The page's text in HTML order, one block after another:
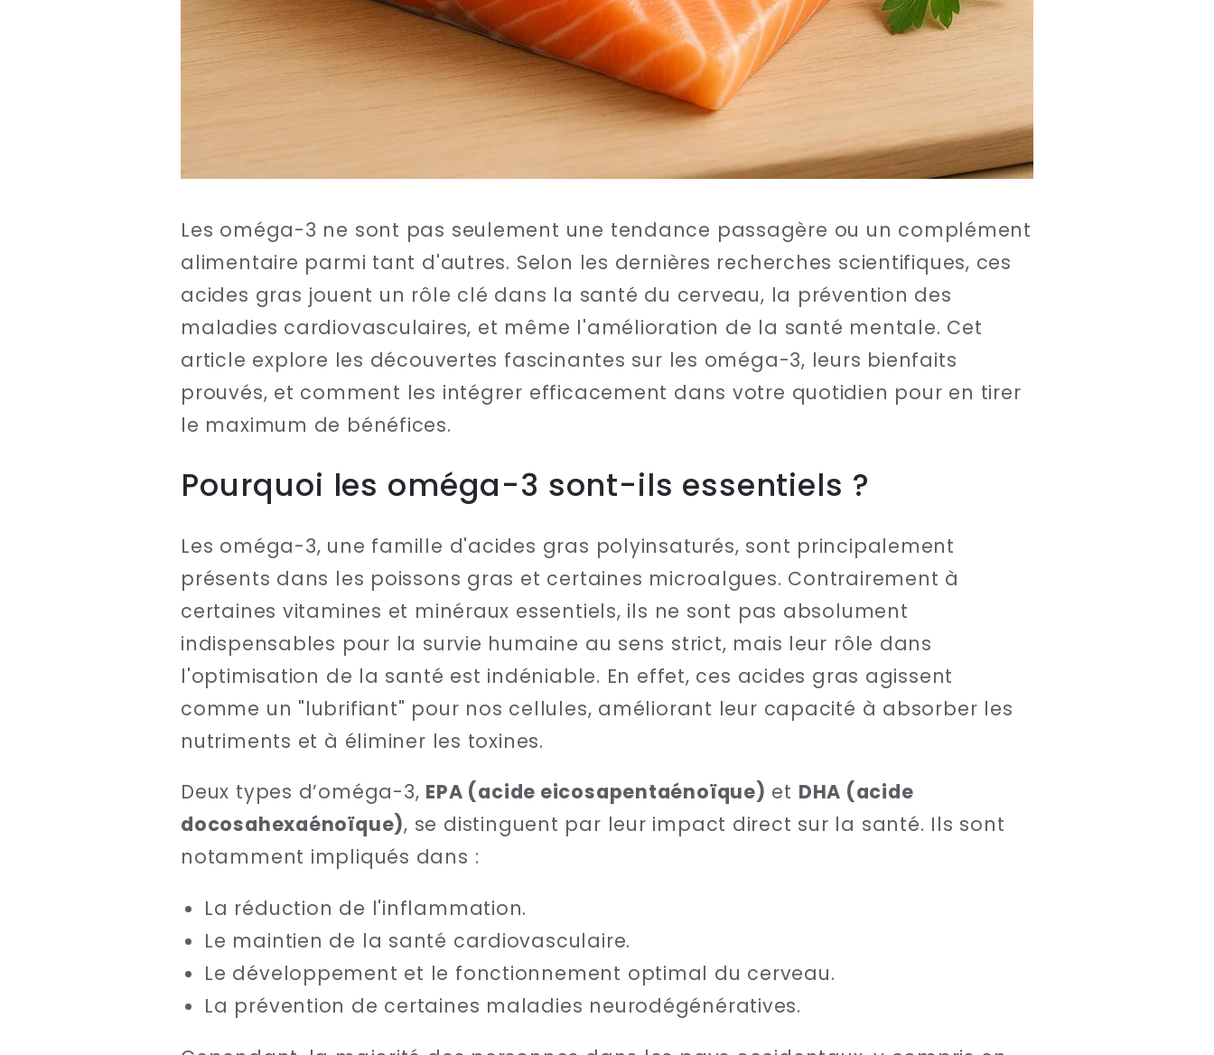
Les oméga-3 ne sont pas seulement une tendance passagère ou un complément
alimentaire parmi tant d'autres. Selon les dernières recherches scientifiques, ces
acides gras jouent un rôle clé dans la santé du cerveau, la prévention des
maladies cardiovasculaires, et même l'amélioration de la santé mentale. Cet
article explore les découvertes fascinantes sur les oméga-3, leurs bienfaits
prouvés, et comment les intégrer efficacement dans votre quotidien pour en tirer
le maximum de bénéfices.
Pourquoi les oméga-3 sont-ils essentiels ?
Les oméga-3, une famille d'acides gras polyinsaturés, sont principalement
présents dans les poissons gras et certaines microalgues. Contrairement à
certaines vitamines et minéraux essentiels, ils ne sont pas absolument
indispensables pour la survie humaine au sens strict, mais leur rôle dans
l'optimisation de la santé est indéniable. En effet, ces acides gras agissent
comme un "lubrifiant" pour nos cellules, améliorant leur capacité à absorber les
nutriments et à éliminer les toxines.
Deux types d’oméga-3, EPA (acide eicosapentaénoïque) et DHA (acide
docosahexaénoïque), se distinguent par leur impact direct sur la santé. Ils sont
notamment impliqués dans :
La réduction de l'inflammation.
Le maintien de la santé cardiovasculaire.
Le développement et le fonctionnement optimal du cerveau.
La prévention de certaines maladies neurodégénératives.